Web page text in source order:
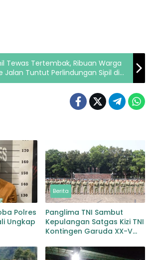
Tewas Tertembak, Ribuan Warga
Jalan Tuntut Perlindungan Sipil di
Polres
Ungkap
Jenis
Berita
Panglima TNI Sambut
Kepulangan Satgas Kizi TNI
Kontingen Garuda XX-V